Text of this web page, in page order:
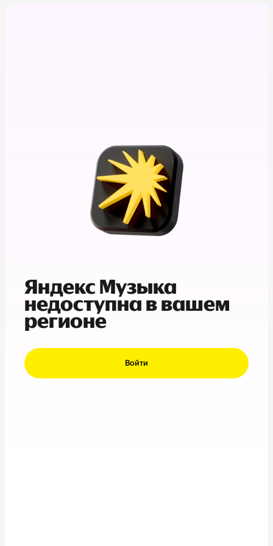
Яндекс Музыка
недоступна в вашем
регионе
Войти